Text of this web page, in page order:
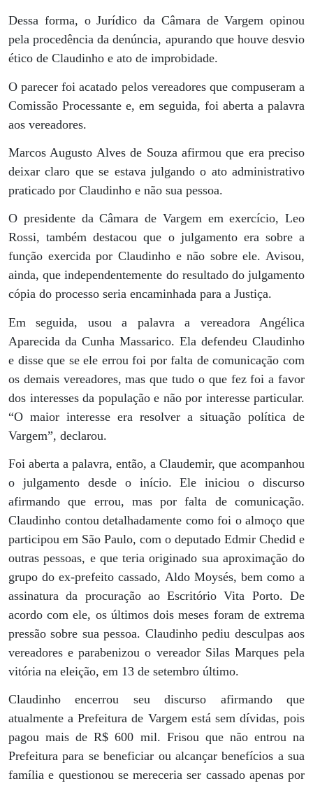
Dessa forma, o Jurídico da Câmara de Vargem opinou
pela procedência da denúncia, apurando que houve desvio
ético de Claudinho e ato de improbidade.
O parecer foi acatado pelos vereadores que compuseram a
Comissão Processante e, em seguida, foi aberta a palavra
aos vereadores.
Marcos Augusto Alves de Souza afirmou que era preciso
deixar claro que se estava julgando o ato administrativo
praticado por Claudinho e não sua pessoa.
O presidente da Câmara de Vargem em exercício, Leo
Rossi, também destacou que o julgamento era sobre a
função exercida por Claudinho e não sobre ele. Avisou,
ainda, que independentemente do resultado do julgamento
cópia do processo seria encaminhada para a Justiça.
Em seguida, usou a palavra a vereadora Angélica
Aparecida da Cunha Massarico. Ela defendeu Claudinho
e disse que se ele errou foi por falta de comunicação com
os demais vereadores, mas que tudo o que fez foi a favor
dos interesses da população e não por interesse particular.
“O maior interesse era resolver a situação política de
Vargem”, declarou.
Foi aberta a palavra, então, a Claudemir, que acompanhou
o julgamento desde o início. Ele iniciou o discurso
afirmando que errou, mas por falta de comunicação.
Claudinho contou detalhadamente como foi o almoço que
participou em São Paulo, com o deputado Edmir Chedid e
outras pessoas, e que teria originado sua aproximação do
grupo do ex-prefeito cassado, Aldo Moysés, bem como a
assinatura da procuração ao Escritório Vita Porto. De
acordo com ele, os últimos dois meses foram de extrema
pressão sobre sua pessoa. Claudinho pediu desculpas aos
vereadores e parabenizou o vereador Silas Marques pela
vitória na eleição, em 13 de setembro último.
Claudinho encerrou seu discurso afirmando que
atualmente a Prefeitura de Vargem está sem dívidas, pois
pagou mais de R$ 600 mil. Frisou que não entrou na
Prefeitura para se beneficiar ou alcançar benefícios a sua
família e questionou se mereceria ser cassado apenas por